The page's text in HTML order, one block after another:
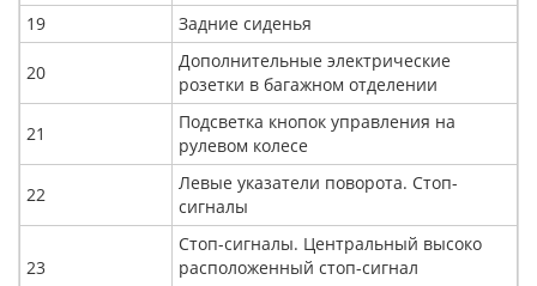
19
Задние сиденья
20
Дополнительные электрические
розетки в багажном отделении
21
Подсветка кнопок управления на
рулевом колесе
22
Левые указатели поворота. Стоп-
сигналы
23
Стоп-сигналы. Центральный высоко
расположенный стоп-сигнал